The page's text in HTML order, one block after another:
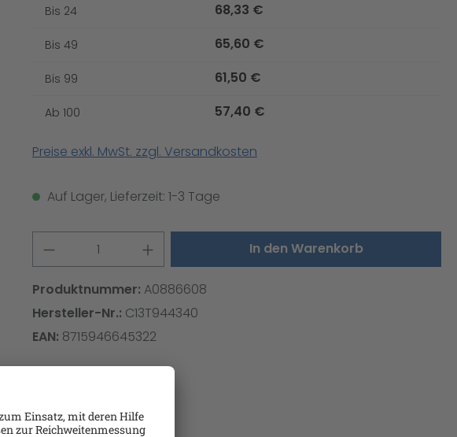
Bis 24 68,33 €
Bis 49 65,60 €
Bis 99 61,50 €
Ab 100 57,40 €
Preise exkl. MwSt. zzgl. Versandkosten
Auf Lager, Lieferzeit: 1-3 Tage
Produkt Anzahl: Gib den gewünschten
In den Warenkorb
Produktnummer: A0886608
Hersteller-Nr.: C13T944340
EAN: 8715946645322